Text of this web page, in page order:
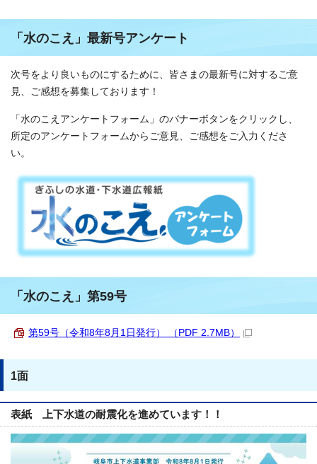
「水のこえ」最新号アンケート
次号をより良いものにするために、皆さまの最新号に対するご意
見、ご感想を募集しております！
「水のこえアンケートフォーム」のバナーボタンをクリックし、
所定のアンケートフォームからご意見、ご感想をご入力くださ
い。
「水のこえ」第59号
第59号（令和8年8月1日発行） （PDF 2.7MB）
1面
表紙 上下水道の耐震化を進めています！！